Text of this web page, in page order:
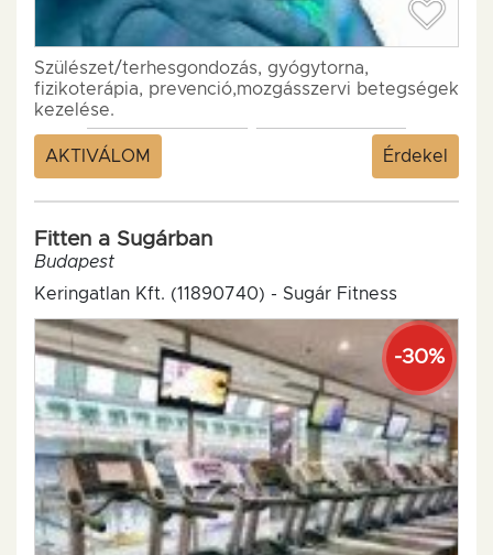
Szülészet/terhesgondozás, gyógytorna,
fizikoterápia, prevenció,mozgásszervi betegségek
kezelése.
AKTIVÁLOM Érdekel
Fitten a Sugárban
Budapest
Keringatlan Kft. (11890740) - Sugár Fitness
-30%